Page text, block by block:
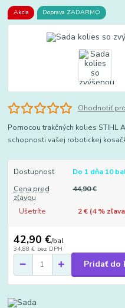
Akcia Doprava ZADARMO
Ohodnotiť
Pomocou trakčných kolies STIHL
schopnosti vašej robotickej
Dostupnosť
Do 1 dňa 10
Cena pred
zľavou
44,90 €
Ušetríte 2 € (4%
42,90 €/bal
34,88 € bez DPH
Pridať do